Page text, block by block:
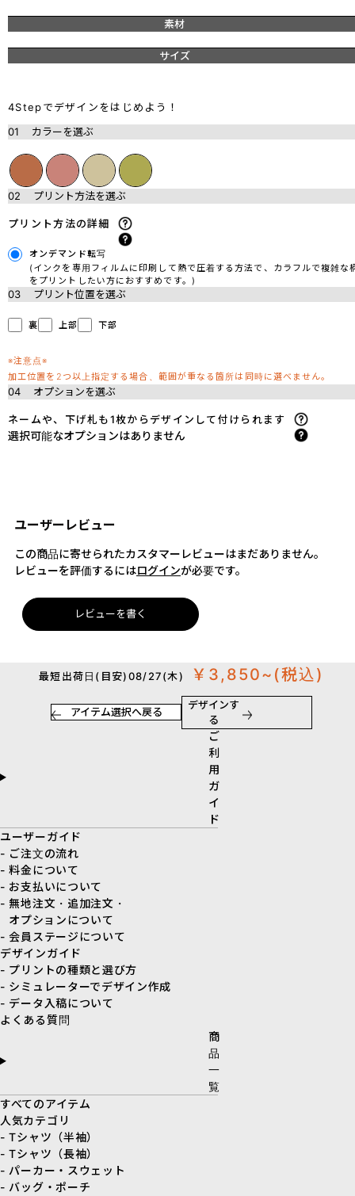
素材
サイズ
4Stepでデザインをはじめよう！
01
カラーを選ぶ
02 プリント方法を選ぶ
プリント方法の詳細
オンデマンド転写
(インクを専用フィルムに印刷して熱で圧着する方法で、カラフルで複雑な
をプリントしたい方におすすめです。)
03 プリント位置を選ぶ
裏 上部 下部
※注意点※
加工位置を2つ以上指定する場合、範囲が重なる箇所は同時に選べません。
04 オプションを選ぶ
ネームや、下げ札も1枚からデザインして付けられます
選択可能なオプションはありません
ユーザーレビュー
この商品に寄せられたカスタマーレビューはまだありません。
レビューを評価するにはログインが必要です。
レビューを書く
最短出荷日(目安)08/27(木) ￥3,850~ (税込)
アイテム選択へ戻る
デザインす
る
ご
利
用
ガ
イ
ド
ユーザーガイド
- ご注文の流れ
- 料金について
- お支払いについて
- 無地注文・追加注文・
オプションについて
- 会員ステージについて
デザインガイド
- プリントの種類と選び方
- シミュレーターでデザイン作成
- データ入稿について
よくある質問
商
品
一
覧
すべてのアイテム
人気カテゴリ
- Tシャツ（半袖）
- Tシャツ（長袖）
- パーカー・スウェット
- バッグ・ポーチ